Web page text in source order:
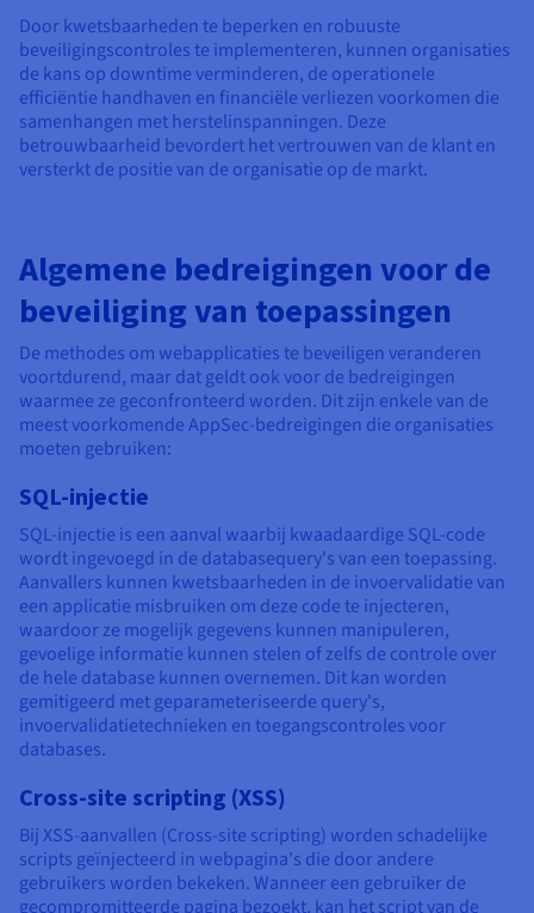
Door kwetsbaarheden te beperken en robuuste
beveiligingscontroles te implementeren, kunnen organisaties
de kans op downtime verminderen, de operationele
efficiëntie handhaven en financiële verliezen voorkomen die
samenhangen met herstelinspanningen. Deze
betrouwbaarheid bevordert het vertrouwen van de klant en
versterkt de positie van de organisatie op de markt.
Algemene bedreigingen voor de
beveiliging van toepassingen
De methodes om webapplicaties te beveiligen veranderen
voortdurend, maar dat geldt ook voor de bedreigingen
waarmee ze geconfronteerd worden. Dit zijn enkele van de
meest voorkomende AppSec-bedreigingen die organisaties
moeten gebruiken:
SQL-injectie
SQL-injectie is een aanval waarbij kwaadaardige SQL-code
wordt ingevoegd in de databasequery's van een toepassing.
Aanvallers kunnen kwetsbaarheden in de invoervalidatie van
een applicatie misbruiken om deze code te injecteren,
waardoor ze mogelijk gegevens kunnen manipuleren,
gevoelige informatie kunnen stelen of zelfs de controle over
de hele database kunnen overnemen. Dit kan worden
gemitigeerd met geparameteriseerde query's,
invoervalidatietechnieken en toegangscontroles voor
databases.
Cross-site scripting (XSS)
Bij XSS-aanvallen (Cross-site scripting) worden schadelijke
scripts geïnjecteerd in webpagina's die door andere
gebruikers worden bekeken. Wanneer een gebruiker de
gecompromitteerde pagina bezoekt, kan het script van de